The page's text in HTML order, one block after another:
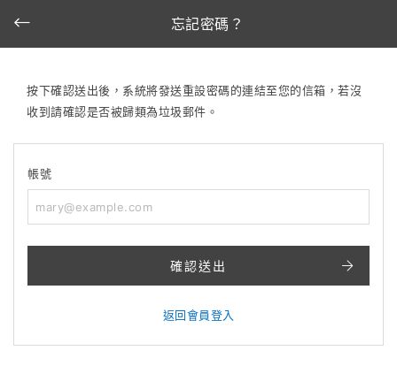
忘記密碼？
按下確認送出後，系統將發送重設密碼的連結至您的信箱，若沒
收到請確認是否被歸類為垃圾郵件。
帳號
確認送出
返回會員登入